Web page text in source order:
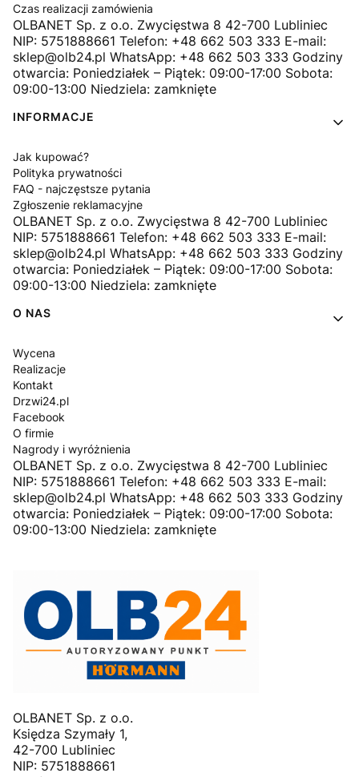
Czas realizacji zamówienia
OLBANET Sp. z o.o. Zwycięstwa 8 42-700 Lubliniec
NIP: 5751888661 Telefon: +48 662 503 333 E-mail:
sklep@olb24.pl WhatsApp: +48 662 503 333 Godziny
otwarcia: Poniedziałek – Piątek: 09:00-17:00 Sobota:
09:00-13:00 Niedziela: zamknięte
INFORMACJE
Jak kupować?
Polityka prywatności
FAQ - najczęstsze pytania
Zgłoszenie reklamacyjne
OLBANET Sp. z o.o. Zwycięstwa 8 42-700 Lubliniec
NIP: 5751888661 Telefon: +48 662 503 333 E-mail:
sklep@olb24.pl WhatsApp: +48 662 503 333 Godziny
otwarcia: Poniedziałek – Piątek: 09:00-17:00 Sobota:
09:00-13:00 Niedziela: zamknięte
O NAS
Wycena
Realizacje
Kontakt
Drzwi24.pl
Facebook
O firmie
Nagrody i wyróżnienia
OLBANET Sp. z o.o. Zwycięstwa 8 42-700 Lubliniec
NIP: 5751888661 Telefon: +48 662 503 333 E-mail:
sklep@olb24.pl WhatsApp: +48 662 503 333 Godziny
otwarcia: Poniedziałek – Piątek: 09:00-17:00 Sobota:
09:00-13:00 Niedziela: zamknięte
OLBANET Sp. z o.o.
Księdza Szymały 1,
42-700 Lubliniec
NIP: 5751888661